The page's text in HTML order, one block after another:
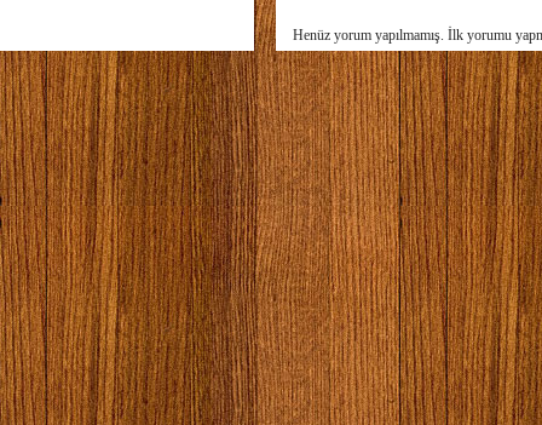
Henüz yorum yapılmamış. İlk yorumu